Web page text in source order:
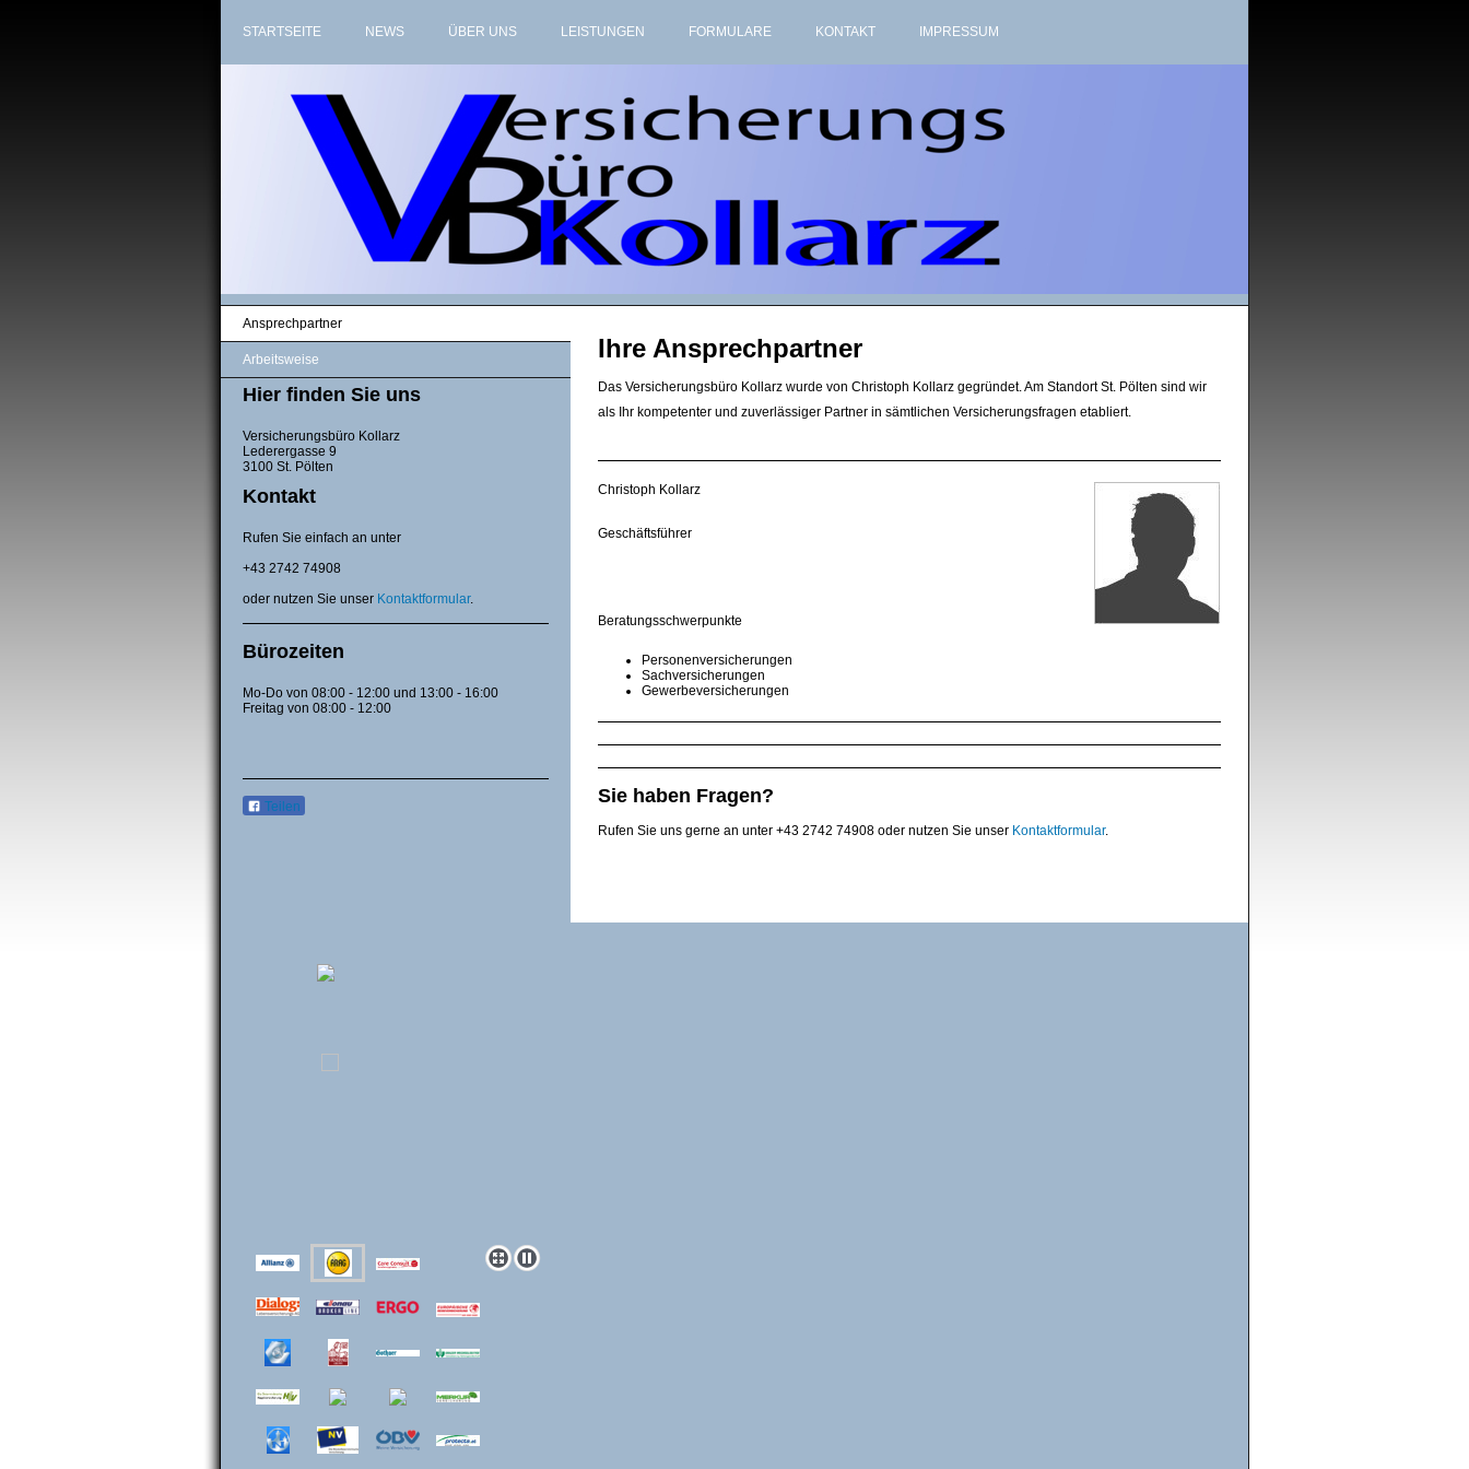
STARTSEITE NEWS ÜBER UNS LEISTUNGEN FORMULARE KONTAKT IMPRESSUM
Ansprechpartner
Arbeitsweise
Hier finden Sie uns
Versicherungsbüro Kollarz
Lederergasse 9
3100 St. Pölten
Kontakt
Rufen Sie einfach an unter
+43 2742 74908
oder nutzen Sie unser Kontaktformular.
Bürozeiten
Mo-Do von 08:00 - 12:00 und 13:00 - 16:00
Freitag von 08:00 - 12:00
Teilen
Ihre Ansprechpartner
Das Versicherungsbüro Kollarz wurde von Christoph Kollarz gegründet. Am Standort St. Pölten sind wir
als Ihr kompetenter und zuverlässiger Partner in sämtlichen Versicherungsfragen etabliert.
Christoph Kollarz
Geschäftsführer
Beratungsschwerpunkte
Personenversicherungen
Sachversicherungen
Gewerbeversicherungen
Sie haben Fragen?
Rufen Sie uns gerne an unter +43 2742 74908 oder nutzen Sie unser Kontaktformular.